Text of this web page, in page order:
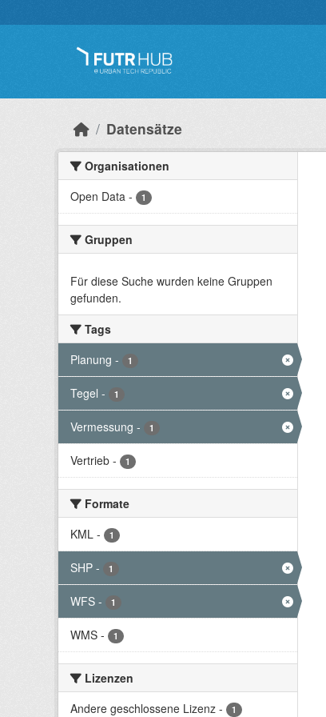
Datensätze
Organisationen
Open Data - 1
Gruppen
Für diese Suche wurden keine Gruppen
gefunden.
Tags
Planung - 1
Tegel - 1
Vermessung - 1
Vertrieb - 1
Formate
KML - 1
SHP - 1
WFS - 1
WMS - 1
Lizenzen
Andere geschlossene Lizenz - 1